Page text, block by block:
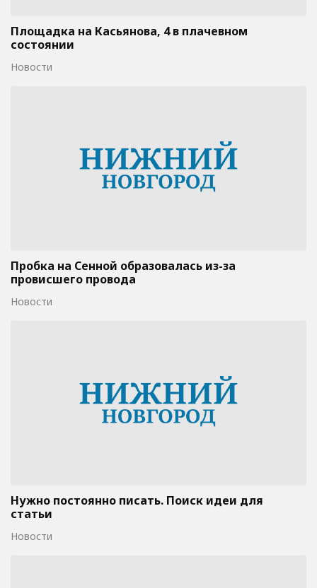
Площадка на Касьянова, 4 в плачевном
состоянии
Новости
Пробка на Сенной образовалась из-за
провисшего провода
Новости
Нужно постоянно писать. Поиск идеи для
статьи
Новости